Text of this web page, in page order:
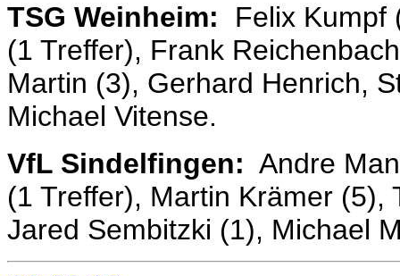
TSG Weinheim: Felix Kumpf
(1 Treffer), Frank
Martin (3), Gerhard Henrich,
Michael Vitense.
VfL Sindelfingen: Andre
(1 Treffer), Martin Krämer (5),
Jared Sembitzki (1), Michael